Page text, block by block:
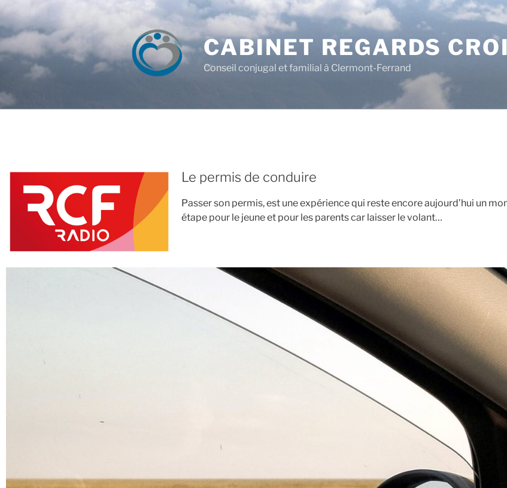
CABINET REGARDS
Conseil conjugal et familial à Clermont-Ferrand
Le permis de conduire
Passer son permis, est une expérience qui reste encore aujourd’hui un
étape pour le jeune et pour les parents car laisser le volant…